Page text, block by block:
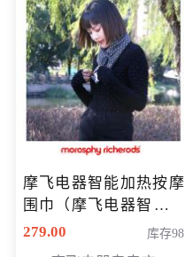
摩飞电器智能加热按摩
围巾（摩飞电器智能加
热按摩围脖） 会员专享
279.00 库存98